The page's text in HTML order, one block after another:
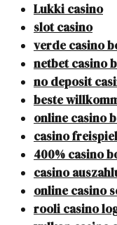
Lukki casino
slot casino
verde casino
netbet casino
no deposit
beste
online casino
casino
400% casino
casino
online casino
rooli casino